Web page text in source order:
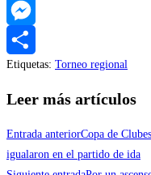
WhatsApp
Messenger
Compartir
Etiquetas: Torneo regional
Leer más artículos
Entrada anteriorCopa de
igualaron en el partido de ida